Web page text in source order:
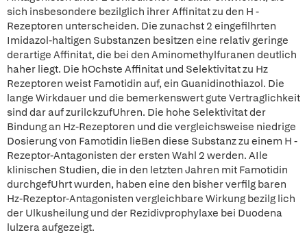
sich insbesondere bezilglich ihrer Affinitat zu den H -
Rezeptoren unterscheiden. Die zunachst 2 eingefilhrten
Imidazol-haltigen Substanzen besitzen eine relativ geringe
derartige Affinitat, die bei den Aminomethylfuranen deutlich
haher liegt. Die hOchste Affinitat und Selektivitat zu Hz
Rezeptoren weist Famotidin auf, ein Guanidinothiazol. Die
lange Wirkdauer und die bemerkenswert gute Vertraglichkeit
sind dar auf zurilckzufUhren. Die hohe Selektivitat der
Bindung an Hz-Rezeptoren und die vergleichsweise niedrige
Dosierung von Famotidin lieBen diese Substanz zu einem H -
Rezeptor-Antagonisten der ersten Wahl 2 werden. AIle
klinischen Studien, die in den letzten Jahren mit Famotidin
durchgefUhrt wurden, haben eine den bisher verfilg baren
Hz-Rezeptor-Antagonisten vergleichbare Wirkung bezilg lich
der Ulkusheilung und der Rezidivprophylaxe bei Duodena
lulzera aufgezeigt.